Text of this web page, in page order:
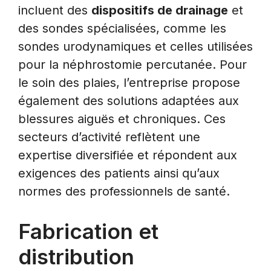
incluent des dispositifs de drainage et
des sondes spécialisées, comme les
sondes urodynamiques et celles utilisées
pour la néphrostomie percutanée. Pour
le soin des plaies, l’entreprise propose
également des solutions adaptées aux
blessures aiguës et chroniques. Ces
secteurs d’activité reflètent une
expertise diversifiée et répondent aux
exigences des patients ainsi qu’aux
normes des professionnels de santé.
Fabrication et
distribution